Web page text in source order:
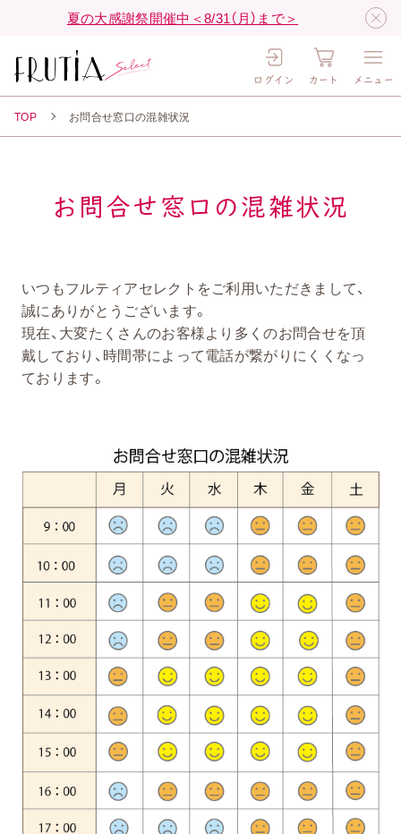
夏の大感謝祭開催中＜8/31（月）まで＞
ログイン カート メニュー
TOP お問合せ窓口の混雑状況
お問合せ窓口の混雑状況
いつもフルティアセレクトをご利用いただきまして、
誠にありがとうございます。
現在、大変たくさんのお客様より多くのお問合せを頂
戴しており、時間帯によって電話が繋がりにくくなっ
ております。